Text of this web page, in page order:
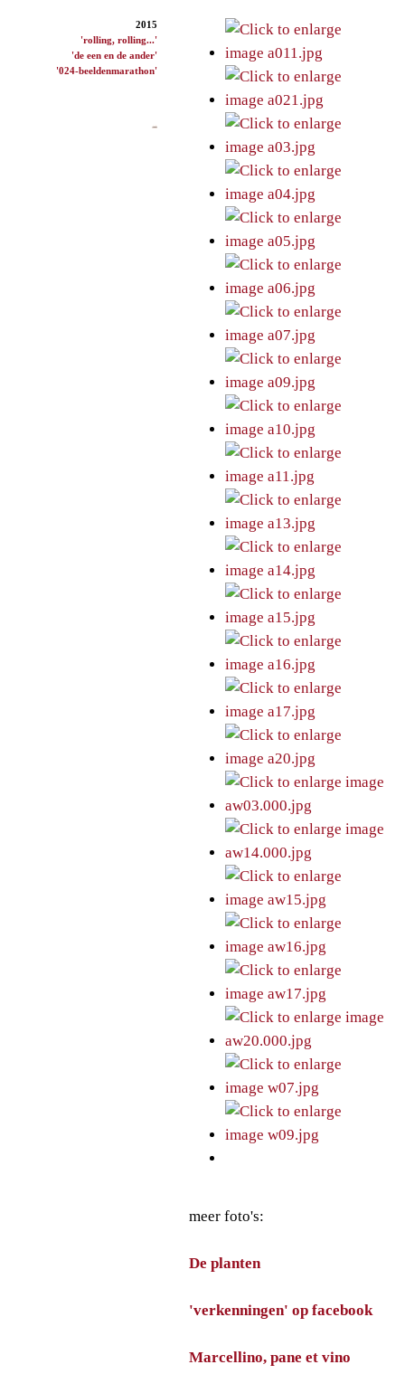
2015
'rolling, rolling...'
'de een en de ander'
'024-beeldenmarathon'
meer foto's:
De planten
'verkenningen' op facebook
Marcellino, pane et vino